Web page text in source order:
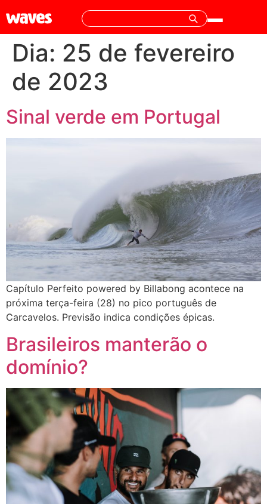
Dia: 25 de fevereiro
de 2023
Sinal verde em Portugal
Capítulo Perfeito powered by Billabong acontece na
próxima terça-feira (28) no pico português de
Carcavelos. Previsão indica condições épicas.
Brasileiros manterão o
domínio?